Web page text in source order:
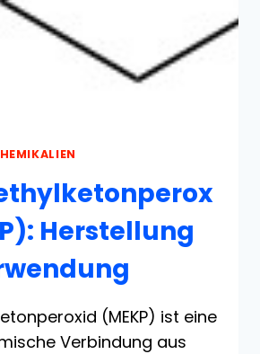
Herstellung
(MEKP) ist eine
Verbindung aus